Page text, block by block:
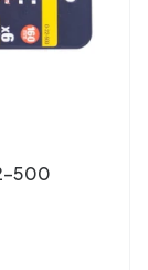
500